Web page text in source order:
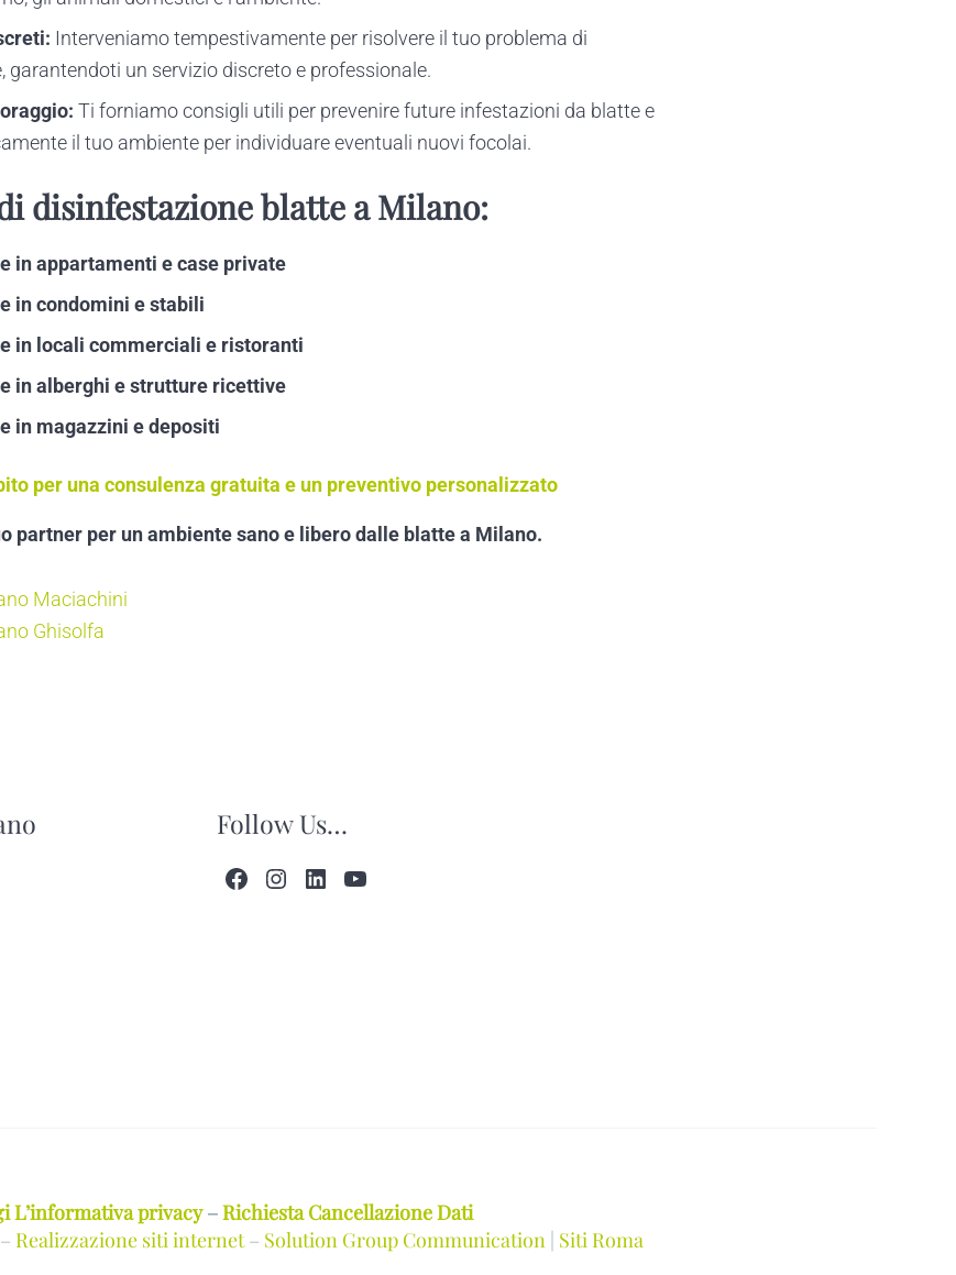
Interveniamo tempestivamente per risolvere il tuo problema di
garantendoti un servizio discreto e professionale.
Ti forniamo consigli utili per prevenire future infestazioni da blatte e
il tuo ambiente per individuare eventuali nuovi focolai.
disinfestazione blatte a Milano:
in appartamenti e case private
in condomini e stabili
in locali commerciali e ristoranti
in alberghi e strutture ricettive
in magazzini e depositi
per una consulenza gratuita e un preventivo personalizzato
partner per un ambiente sano e libero dalle blatte a Milano.
Maciachini
Ghisolfa
Follow Us…
Facebook
Instagram
LinkedInYouTube
L’informativa privacy–Richiesta Cancellazione Dati
Realizzazione siti internet– Solution Group Communication| Siti Roma